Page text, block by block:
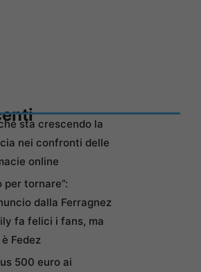
sta crescendo la
nei confronti delle
online
per tornare”:
dalla Ferragnez
fa felici i fans, ma
Fedez
500 euro ai